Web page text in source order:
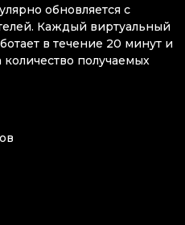
обновляется с
Каждый виртуальный
в течение 20 минут и
получаемых